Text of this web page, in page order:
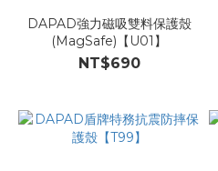
DAPAD強力磁吸雙料保護殼
(MagSafe)【U01】
NT$690